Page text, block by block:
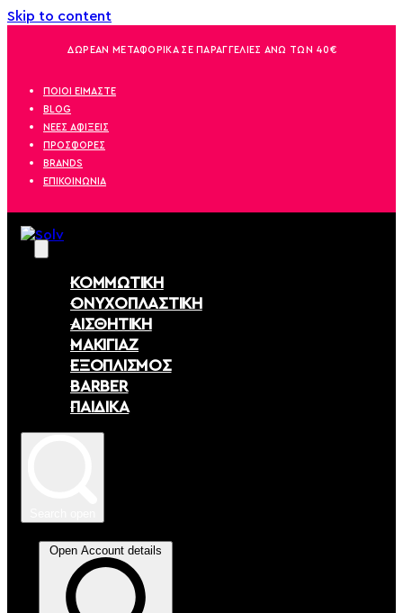
Skip to content
ΔΩΡΕΑΝ ΜΕΤΑΦΟΡΙΚΑ ΣΕ ΠΑΡΑΓΓΕΛΙΕΣ ΑΝΩ ΤΩΝ 40€
ΠΟΙΟΙ ΕΙΜΑΣΤΕ
BLOG
ΝΕΕΣ ΑΦΙΞΕΙΣ
ΠΡΟΣΦΟΡΕΣ
BRANDS
ΕΠΙΚΟΙΝΩΝΙΑ
ΚΟΜΜΩΤΙΚΗ
ΟΝΥΧΟΠΛΑΣΤΙΚΗ
ΑΙΣΘΗΤΙΚΗ
ΜΑΚΙΓΙΑΖ
ΕΞΟΠΛΙΣΜΟΣ
BARBER
ΠΑΙΔΙΚΑ
Open Account details